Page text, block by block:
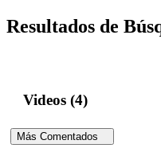
Resultados de
Videos (4)
Más Comentados